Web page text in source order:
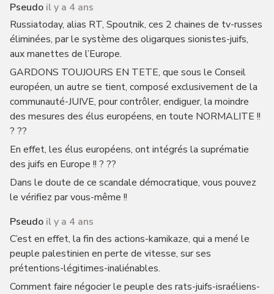
Pseudo il y a 4 ans
Russiatoday, alias RT, Spoutnik, ces 2 chaines de tv-russes
éliminées, par le système des oligarques sionistes-juifs,
aux manettes de l’Europe.
GARDONS TOUJOURS EN TETE, que sous le Conseil
européen, un autre se tient, composé exclusivement de la
communauté-JUIVE, pour contrôler, endiguer, la moindre
des mesures des élus européens, en toute NORMALITE !!
? ??
En effet, les élus européens, ont intégrés la suprématie
des juifs en Europe !! ? ??
Dans le doute de ce scandale démocratique, vous pouvez
le vérifiez par vous-même !!
Pseudo il y a 4 ans
C’est en effet, la fin des actions-kamikaze, qui a mené le
peuple palestinien en perte de vitesse, sur ses
prétentions-légitimes-inaliénables.
Comment faire négocier le peuple des rats-juifs-israéliens-